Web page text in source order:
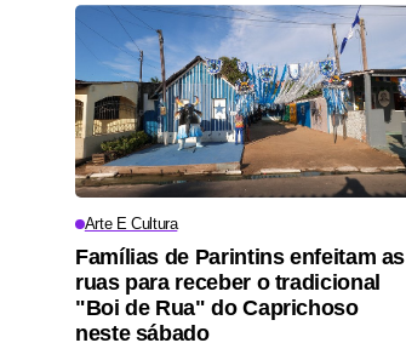
Arte E Cultura
Famílias de Parintins enfeitam as
ruas para receber o tradicional
"Boi de Rua" do Caprichoso
neste sábado